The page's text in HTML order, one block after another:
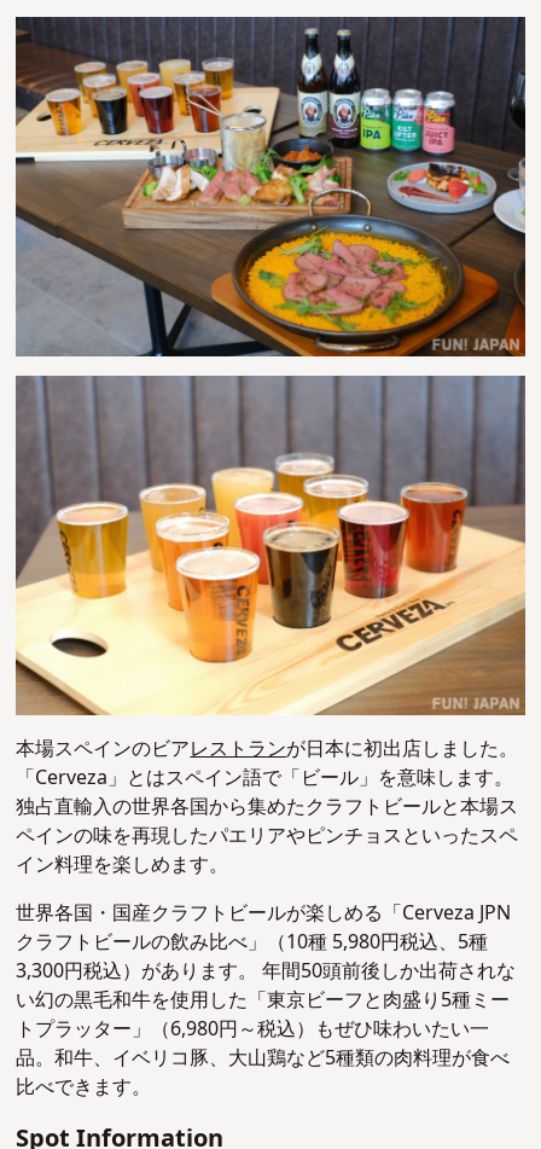
本場スペインのビアレストランが日本に初出店しました。
「Cerveza」とはスペイン語で「ビール」を意味します。
独占直輸入の世界各国から集めたクラフトビールと本場ス
ペインの味を再現したパエリアやピンチョスといったスペ
イン料理を楽しめます。
世界各国・国産クラフトビールが楽しめる「Cerveza JPN
クラフトビールの飲み比べ」（10種 5,980円税込、5種
3,300円税込）があります。 年間50頭前後しか出荷されな
い幻の黒毛和牛を使用した「東京ビーフと肉盛り5種ミー
トプラッター」（6,980円～税込）もぜひ味わいたい一
品。和牛、イベリコ豚、大山鶏など5種類の肉料理が食べ
比べできます。
Spot Information